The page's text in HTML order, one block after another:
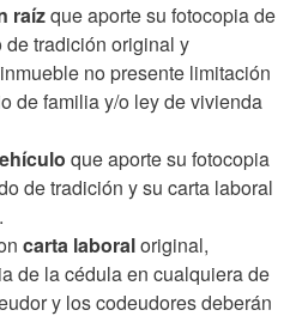
raízque aporte su fotocopia de
tradición original y
no presente limitación
de familia y/o ley de vivienda
que aporte su fotocopia
de tradición y su carta laboral
carta laboraloriginal,
de la cédula en cualquiera de
y los codeudores deberán